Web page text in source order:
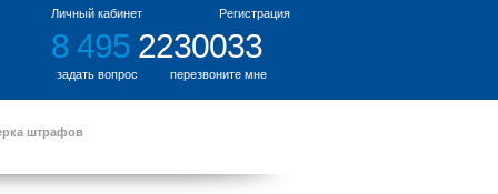
Личный кабинет Регистрация
8 4952230033
задать вопрос перезвоните мне
штрафов